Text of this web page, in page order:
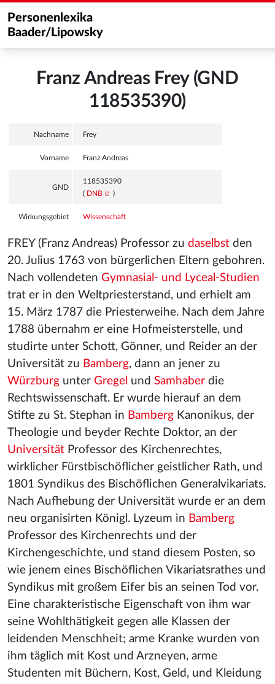
Personenlexika
Baader/Lipowsky
Franz Andreas Frey (GND
118535390)
Nachname Frey
Vorname Franz Andreas
GND
118535390
( DNB )
Wirkungsgebiet Wissenschaft
FREY (Franz Andreas) Professor zu daselbst den
20. Julius 1763 von bürgerlichen Eltern gebohren.
Nach vollendeten Gymnasial- und Lyceal-Studien
trat er in den Weltpriesterstand, und erhielt am
15. März 1787 die Priesterweihe. Nach dem Jahre
1788 übernahm er eine Hofmeisterstelle, und
studirte unter Schott, Gönner, und Reider an der
Universität zu Bamberg, dann an jener zu
Würzburg unter Gregel und Samhaber die
Rechtswissenschaft. Er wurde hierauf an dem
Stifte zu St. Stephan in Bamberg Kanonikus, der
Theologie und beyder Rechte Doktor, an der
Universität Professor des Kirchenrechtes,
wirklicher Fürstbischöflicher geistlicher Rath, und
1801 Syndikus des Bischöflichen Generalvikariats.
Nach Aufhebung der Universität wurde er an dem
neu organisirten Königl. Lyzeum in Bamberg
Professor des Kirchenrechts und der
Kirchengeschichte, und stand diesem Posten, so
wie jenem eines Bischöflichen Vikariatsrathes und
Syndikus mit großem Eifer bis an seinen Tod vor.
Eine charakteristische Eigenschaft von ihm war
seine Wohlthätigkeit gegen alle Klassen der
leidenden Menschheit; arme Kranke wurden von
ihm täglich mit Kost und Arzneyen, arme
Studenten mit Büchern, Kost, Geld, und Kleidung